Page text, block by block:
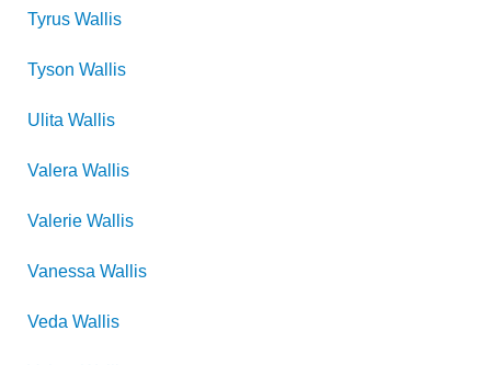
Tyrus Wallis
Tyson Wallis
Ulita Wallis
Valera Wallis
Valerie Wallis
Vanessa Wallis
Veda Wallis